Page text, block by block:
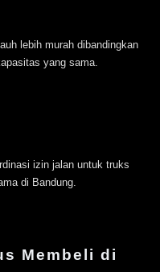
lebih murah dibandingkan
yang sama.
izin jalan untuk truks
di Bandung.
Membeli di